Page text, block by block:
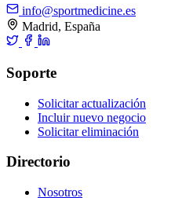
info@sportmedicine.es
Madrid, España
Soporte
Solicitar actualización
Incluir nuevo negocio
Solicitar eliminación
Directorio
Nosotros